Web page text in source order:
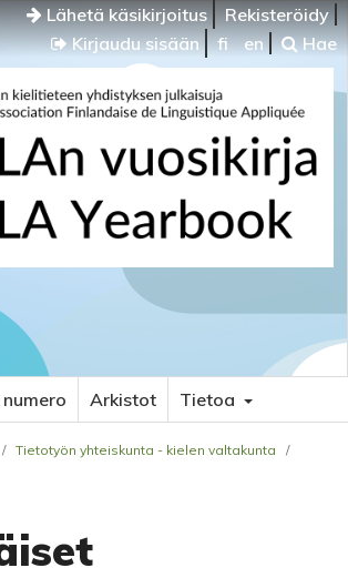
Lähetä käsikirjoitus
Rekisteröidy
Kirjaudu sisään
fi en Hae
numero Arkistot Tietoa
/ Tietotyön yhteiskunta - kielen valtakunta
/